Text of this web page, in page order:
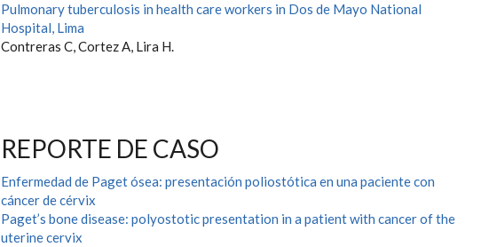
Pulmonary tuberculosis in health care workers in Dos de Mayo National
Hospital, Lima
Contreras C, Cortez A, Lira H.
REPORTE DE CASO
Enfermedad de Paget ósea: presentación poliostótica en una paciente con
cáncer de cérvix
Paget’s bone disease: polyostotic presentation in a patient with cancer of the
uterine cervix